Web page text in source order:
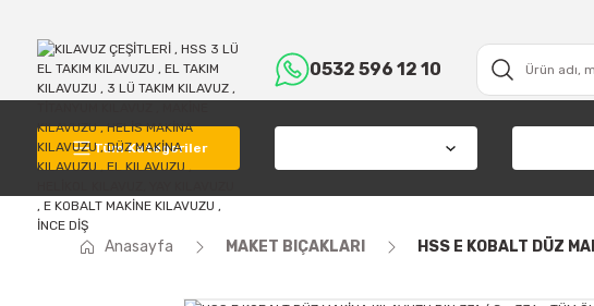
0532 596 12 10
Tüm Kategoriler
Anasayfa MAKET BIÇAKLARI HSS E KOBALT DÜZ